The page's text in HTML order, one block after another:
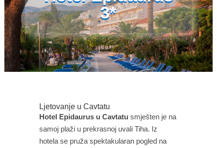
3*
Ljetovanje u Cavtatu
Hotel Epidaurus u Cavtatu smješten je na
samoj plaži u prekrasnoj uvali Tiha. Iz
hotela se pruža spektakularan pogled na